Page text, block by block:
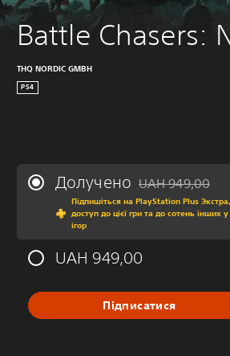
Battle Chasers:
THQ NORDIC GMBH
PS4
Долучено Знижка від
UAH 949,00
Підпишіться на PlayStation Plus
доступ до цієї гри та до сотень інших
ігор
UAH 949,00
Підписатися